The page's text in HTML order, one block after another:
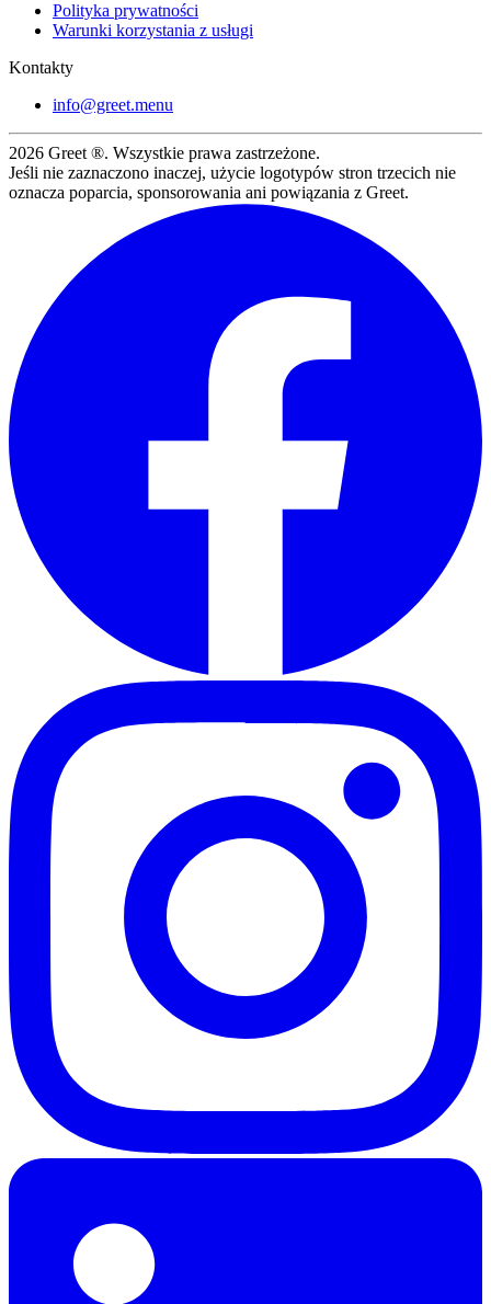
Polityka prywatności
Warunki korzystania z usługi
Kontakty
info@greet.menu
2026 Greet ®. Wszystkie prawa zastrzeżone.
Jeśli nie zaznaczono inaczej, użycie logotypów stron trzecich nie
oznacza poparcia, sponsorowania ani powiązania z Greet.